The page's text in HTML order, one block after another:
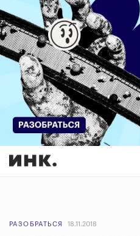
РАЗОБРАТЬСЯ 18.11.2018